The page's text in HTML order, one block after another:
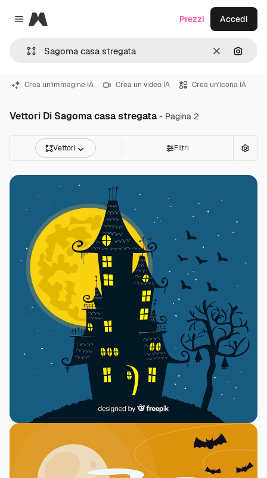
Close menu
Magnific
CancellaCerca
Prezzi Accedi
Crea un'immagine IA Crea un video IA Crea un'icona IA
Vettori Di Sagoma casa stregata - Pagina 2
Vettori Filtri